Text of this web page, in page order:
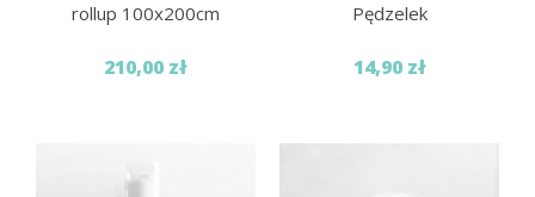
rollup 100x200cm
210,00 zł
Pędzelek
14,90 zł